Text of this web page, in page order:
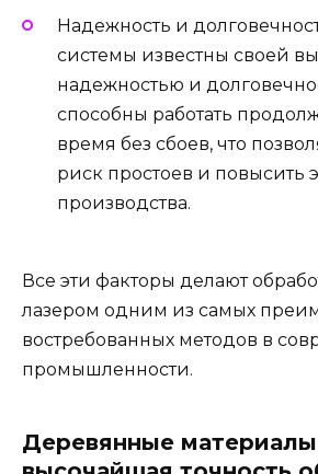
Надежность и
системы известны своей
надежностью и
способны работать
время без сбоев, что
риск простоев и повысить
производства.
Все эти факторы делают
лазером одним из самых
востребованных методов в
промышленности.
Деревянные